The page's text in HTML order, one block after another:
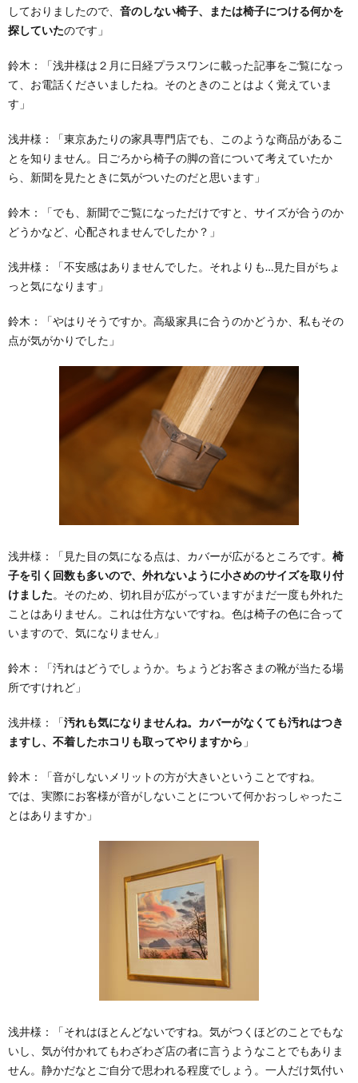
しておりましたので、 音のしない椅子、または椅子につける何かを
探していたのです」
鈴木：
「浅井様は２月に日経プラスワンに載った記事をご覧になっ
て、お電話くださいましたね。そのときのことはよく覚えていま
す」
浅井様：
「東京あたりの家具専門店でも、このような商品があるこ
とを知りません。日ごろから椅子の脚の音について考えていたか
ら、新聞を見たときに気がついたのだと思います」
鈴木：
「でも、新聞でご覧になっただけですと、サイズが合うのか
どうかなど、心配されませんでしたか？」
浅井様：
「不安感はありませんでした。それよりも…見た目がちょ
っと気になります」
鈴木：
「やはりそうですか。高級家具に合うのかどうか、私もその
点が気がかりでした」
浅井様： 「見た目の気になる点は、カバーが広がるところです。 椅
子を引く回数も多いので、外れないように小さめのサイズを取り付
けました。そのため、切れ目が広がっていますがまだ一度も外れた
ことはありません。これは仕方ないですね。色は椅子の色に合って
いますので、気になりません」
鈴木：
「汚れはどうでしょうか。ちょうどお客さまの靴が当たる場
所ですけれど」
浅井様： 「汚れも気になりませんね。カバーがなくても汚れはつき
ますし、不着したホコリも取ってやりますから 」
鈴木：
「音がしないメリットの方が大きいということですね。
では、実際にお客様が音がしないことについて何かおっしゃったこ
とはありますか」
浅井様：
「それはほとんどないですね。気がつくほどのことでもな
いし、気が付かれてもわざわざ店の者に言うようなことでもありま
せん。静かだなとご自分で思われる程度でしょう。一人だけ気付い